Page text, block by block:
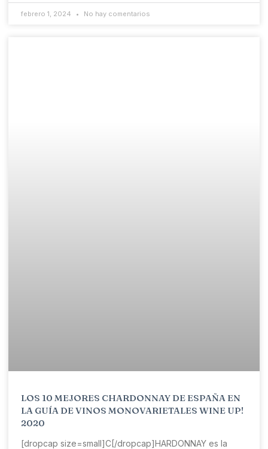
febrero 1, 2024 No hay comentarios
LOS 10 MEJORES CHARDONNAY DE ESPAÑA EN
LA GUÍA DE VINOS MONOVARIETALES WINE UP!
2020
[dropcap size=small]C[/dropcap]HARDONNAY es la